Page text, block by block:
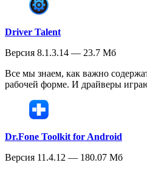
Driver Talent
Версия 8.1.3.14 — 23.7 Мб
Все мы знаем, как важно
рабочей форме. И драйверы
Dr.Fone Toolkit for Android
Версия 11.4.12 — 180.07 Мб